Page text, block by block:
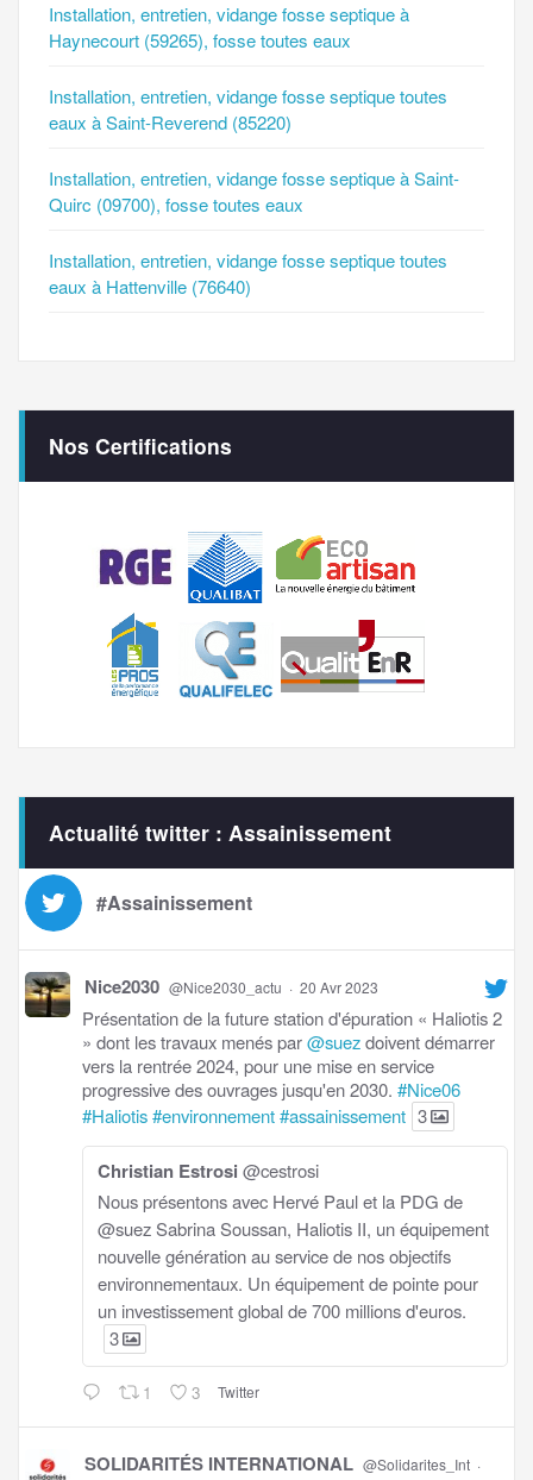
Installation, entretien, vidange fosse septique à
Haynecourt (59265), fosse toutes eaux
Installation, entretien, vidange fosse septique toutes
eaux à Saint-Reverend (85220)
Installation, entretien, vidange fosse septique à Saint-
Quirc (09700), fosse toutes eaux
Installation, entretien, vidange fosse septique toutes
eaux à Hattenville (76640)
Nos Certifications
Actualité twitter : Assainissement
#Assainissement
Nice2030 @Nice2030_actu · 20 Avr 2023
Présentation de la future station d'épuration « Haliotis 2
» dont les travaux menés par@suezdoivent démarrer
vers la rentrée 2024, pour une mise en service
progressive des ouvrages jusqu'en 2030. #Nice06
#Haliotis#environnement#assainissement 3
Christian Estrosi @cestrosi
Nous présentons avec Hervé Paul et la PDG de
@suez Sabrina Soussan, Haliotis II, un équipement
nouvelle génération au service de nos objectifs
environnementaux. Un équipement de pointe pour
un investissement global de 700 millions d'euros.
3
1 3 Twitter
SOLIDARITÉS INTERNATIONAL @Solidarites_Int ·